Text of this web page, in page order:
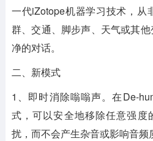
一代iZotope机器学习技术，从
群、交通、脚步声、天气或其
净的对话。
二、新模式
1、即时消除嗡嗡声。在De-
式，可以安全地移除任意强度
扰，而不会产生杂音或影响音频